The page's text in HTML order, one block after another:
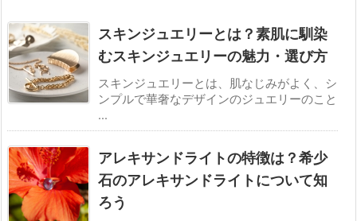
スキンジュエリーとは？素肌に馴染
むスキンジュエリーの魅力・選び方
スキンジュエリーとは、肌なじみがよく、シ
ンプルで華奢なデザインのジュエリーのこと
...
アレキサンドライトの特徴は？希少
石のアレキサンドライトについて知
ろう